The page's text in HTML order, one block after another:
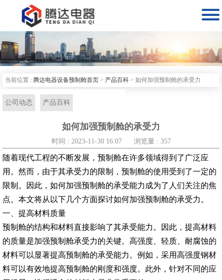

当前位置 : 腾达电器设备预制舱首页 > 产品百科 > 如何加强预制舱的承受力
公司动态 产品百科
如何加强预制舱的承受力
时间 : 2023-11-30 16:07 浏览量 : 357
随着现代工程的不断发展，预制舱在许多领域得到了广泛应
用。然而，由于其承受力的限制，预制舱的使用受到了一定的
限制。因此，如何加强预制舱的承受能力成为了人们关注的焦
点。本文将从以下几个方面探讨如何加强预制舱的承受力。
一、提高材料质量
预制舱的结构和材料直接影响了其承受能力。因此，提高材料
的质量是加强预制舱承受力的关键。高强度、轻质、耐腐蚀的
材料可以显著提高预制舱的承受能力。例如，采用高强度钢材
料可以有效地提高预制舱的刚度和强度。此外，针对不同的应